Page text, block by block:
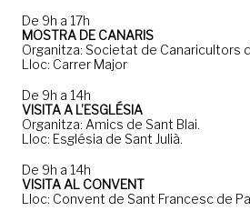
De 9h a 17h
MOSTRA DE CANARIS
Organitza: Societat de Canaricultors
Lloc: Carrer Major
De 9h a 14h
VISITA A L’ESGLÉSIA
Organitza: Amics de Sant Blai.
Lloc: Església de Sant Julià.
De 9h a 14h
VISITA AL CONVENT
Lloc: Convent de Sant Francesc de